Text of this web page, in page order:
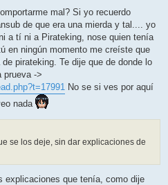
mal? Si yo recuerdo
de que era una mierda y tal.... yo
a tí ni a Pirateking, nose quien tenía
en ningún momento me creíste que
pirateking. Te dije que de donde lo
prueva ->
No se si ves por aquí
nada
se los deje, sin dar explicaciones de
explicaciones que tenía, como dije